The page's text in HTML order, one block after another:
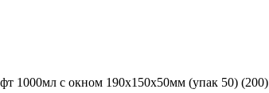
1000мл с окном 190х150х50мм (упак 50) (200)